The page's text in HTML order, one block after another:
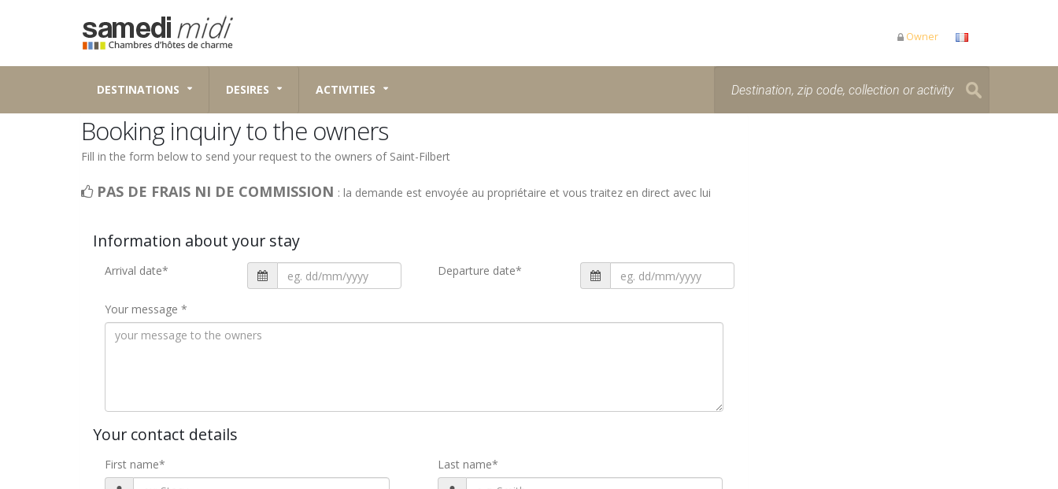
Owner
DESTINATIONS DESIRES ACTIVITIES
Booking inquiry to the owners
Fill in the form below to send your request to the owners of Saint-Filbert
PAS DE FRAIS NI DE COMMISSION : la demande est envoyée au propriétaire et vous traitez en direct avec lui
Information about your stay
Arrival date* Departure date*
Your message *
Your contact details
First name* Last name*